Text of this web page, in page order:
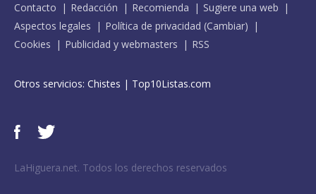
Contacto Redacción Recomienda
Sugiere una web
Aspectos legales
Política de privacidad (Cambiar)
Cookies
Publicidad y webmasters RSS
Otros servicios: Chistes | Top10Listas.com
LaHiguera.net. Todos los derechos reservados